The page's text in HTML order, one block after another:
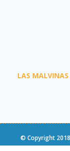
LAS
© Copyright 2018